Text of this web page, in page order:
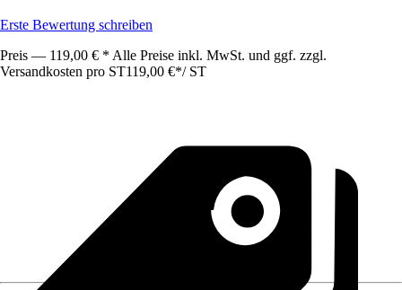
Erste Bewertung schreiben
Preis — 119,00 € * Alle Preise inkl. MwSt. und ggf. zzgl.
Versandkosten pro ST119,00 €*/ ST